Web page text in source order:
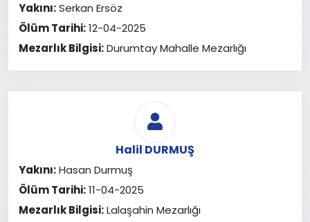
Yakını:Serkan Ersöz
Ölüm Tarihi:12-04-2025
Mezarlık Bilgisi:Durumtay Mahalle Mezarlığı
Halil DURMUŞ
Yakını:Hasan Durmuş
Ölüm Tarihi:11-04-2025
Mezarlık Bilgisi:Lalaşahin Mezarlığı